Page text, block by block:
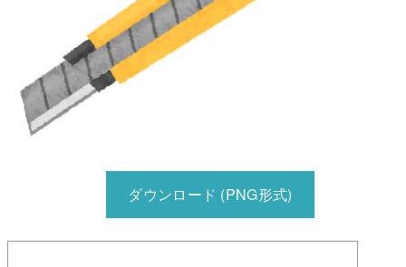
ダウンロード (PNG形式)